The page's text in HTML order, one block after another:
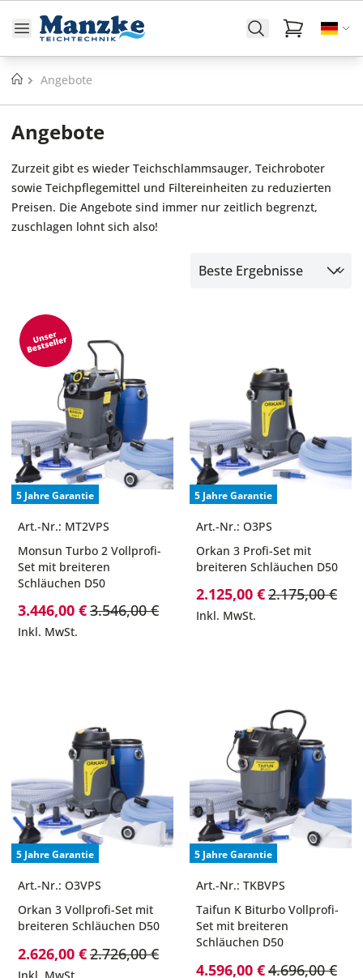
Startseite
Angebote
Angebote
Zurzeit gibt es wieder Teichschlammsauger, Teichroboter
sowie Teichpflegemittel und Filtereinheiten zu reduzierten
Preisen. Die Angebote sind immer nur zeitlich begrenzt,
zuschlagen lohnt sich also!
5 Jahre Garantie
Art.-Nr.: MT2VPS
Monsun Turbo 2 Vollprofi-
Set mit breiteren
Schläuchen D50
Sonderpreis
3.446,00 €3.546,00 €
Inkl. MwSt.
5 Jahre Garantie
Art.-Nr.: O3PS
Orkan 3 Profi-Set mit
breiteren Schläuchen D50
Sonderpreis
2.125,00 €2.175,00 €
Inkl. MwSt.
5 Jahre Garantie
Art.-Nr.: O3VPS
Orkan 3 Vollprofi-Set mit
breiteren Schläuchen D50
Sonderpreis
2.626,00 €2.726,00 €
Inkl. MwSt.
5 Jahre Garantie
Art.-Nr.: TKBVPS
Taifun K Biturbo Vollprofi-
Set mit breiteren
Schläuchen D50
Sonderpreis
4.596,00 €4.696,00 €